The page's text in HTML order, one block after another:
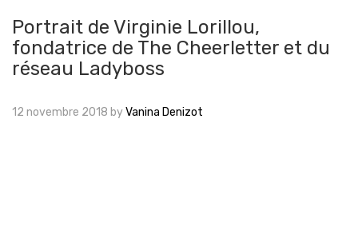
Portrait de Virginie Lorillou,
fondatrice de The Cheerletter et du
réseau Ladyboss
12 novembre 2018 byVanina Denizot